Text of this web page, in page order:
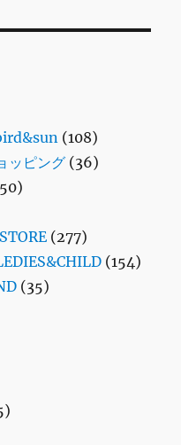
(108)
ッピング (36)
(277)
(154)
(35)